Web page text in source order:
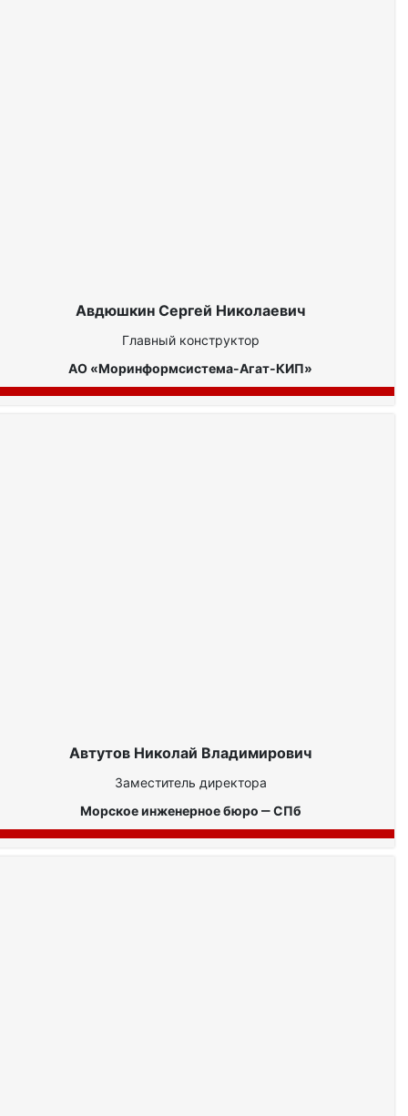
Авдюшкин Сергей Николаевич
Главный конструктор
АО «Моринформсистема-Агат-КИП»
Автутов Николай Владимирович
Заместитель директора
Морское инженерное бюро ‒ СПб